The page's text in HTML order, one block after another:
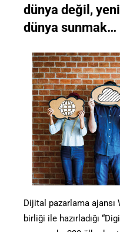
dünya değil,
dünya sunmak…
Dijital pazarlama
birliği ile hazırladığı